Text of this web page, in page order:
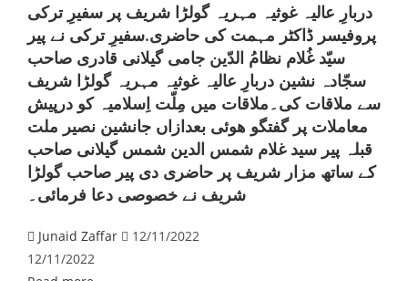
دربارِ عالیہ غوثیہ مہریہ گولڑا شریف پر سفیرِ ترکی
پروفیسر ڈاکٹر مہمت کی حاضری.سفیرِ ترکی نے پیر
سیّد غُلام نظامُ الدّین جامی گیلانی قادری صاحب
سجّادہ نشین دربارِ عالیہ غوثیہ مہریہ گولڑا شریف
سے ملاقات کی۔ملاقات میں مِلّت اِسلامیہ کو درپیش
معاملات پر گفتگو ھوئی بعدازاں جانشين نصير ملت
قبلہ پير سيد غلام شمس الدين شمس گيلانى صاحب
کے ساتھ مزار شريف پر حاضرى دى پیر صاحب گولڑا
شریف نے خصوصی دعا فرمائی۔
Junaid Zaffar
12/11/2022
12/11/2022